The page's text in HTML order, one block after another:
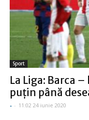
Sport
La Liga: Barca
puţin până
- - 11:02 24 iunie 2020